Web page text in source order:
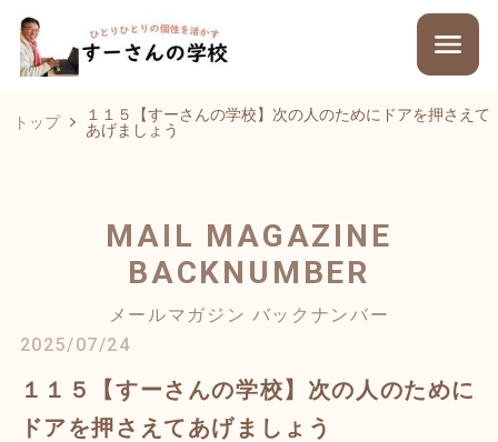
トップ
１１５【すーさんの学校】次の人のためにドアを押さえて
あげましょう
MAIL MAGAZINE
BACKNUMBER
メールマガジン バックナンバー
2025/07/24
１１５【すーさんの学校】次の人のために
ドアを押さえてあげましょう